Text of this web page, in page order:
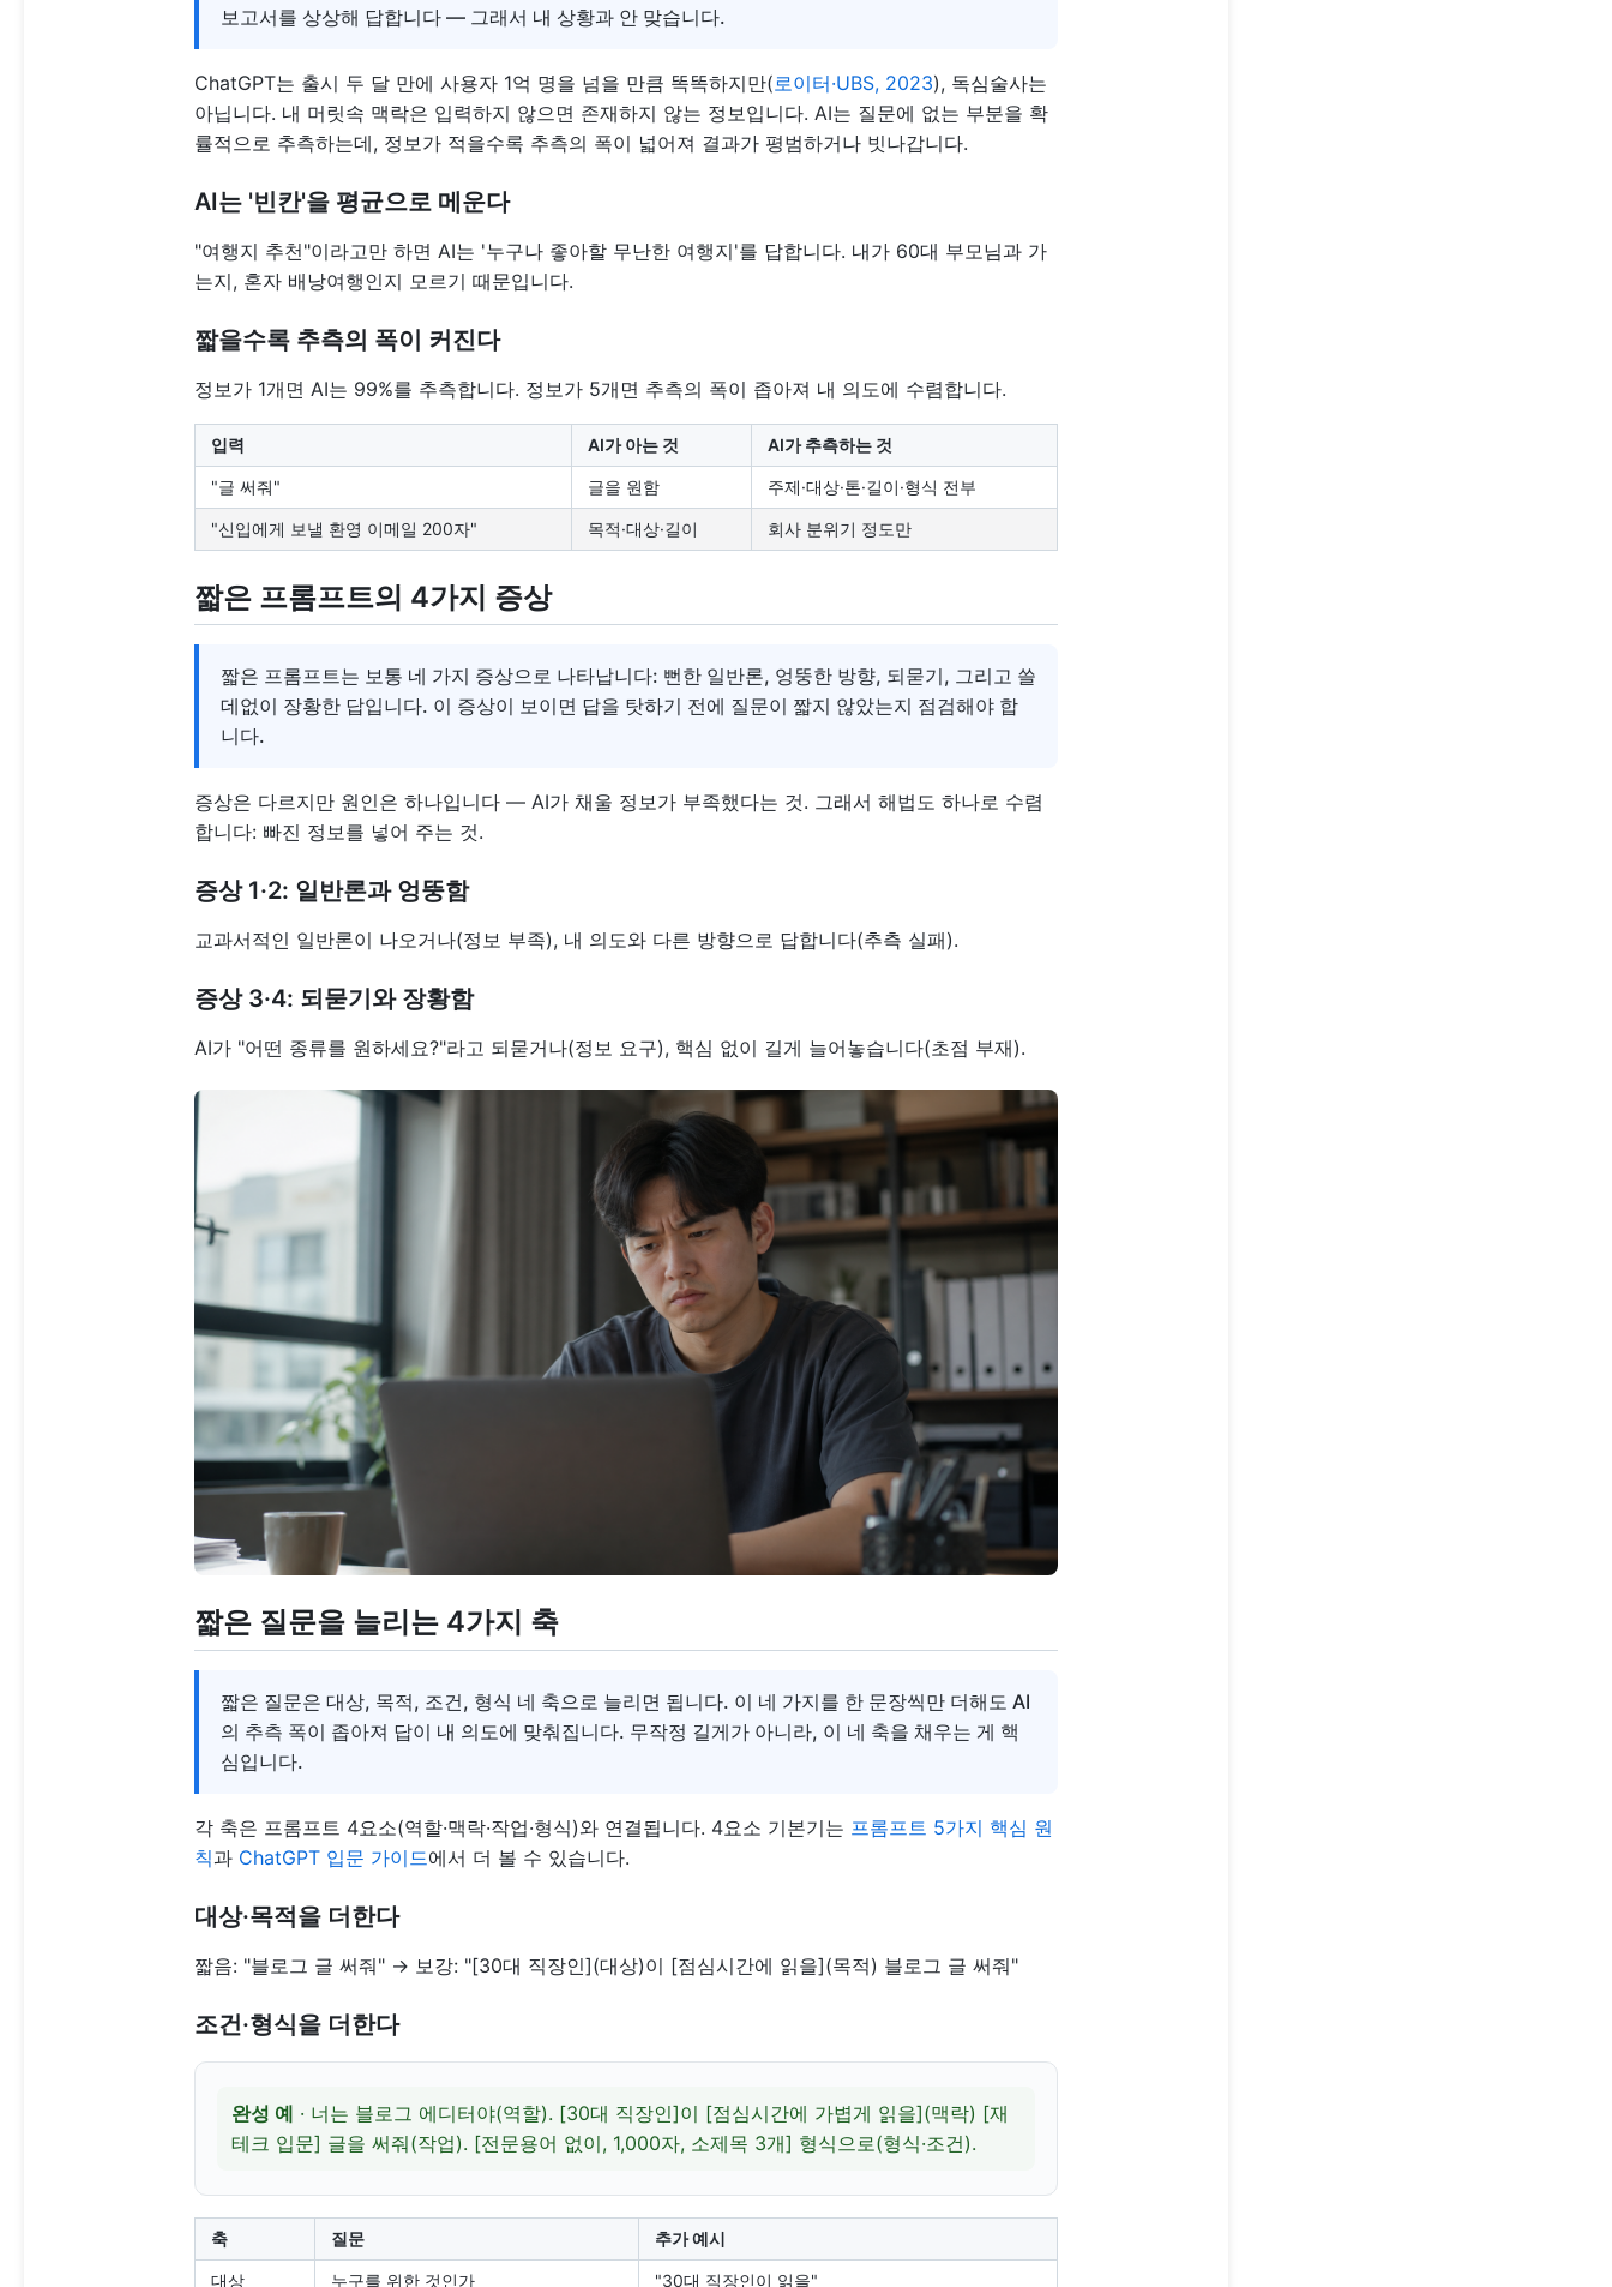
보고서를 상상해 답합니다 — 그래서 내 상황과 안 맞습니다.
ChatGPT는 출시 두 달 만에 사용자 1억 명을 넘을 만큼 똑똑하지만(로이터·UBS, 2023), 독심술사는
아닙니다. 내 머릿속 맥락은 입력하지 않으면 존재하지 않는 정보입니다. AI는 질문에 없는 부분을 확
률적으로 추측하는데, 정보가 적을수록 추측의 폭이 넓어져 결과가 평범하거나 빗나갑니다.
AI는 '빈칸'을 평균으로 메운다
"여행지 추천"이라고만 하면 AI는 '누구나 좋아할 무난한 여행지'를 답합니다. 내가 60대 부모님과 가
는지, 혼자 배낭여행인지 모르기 때문입니다.
짧을수록 추측의 폭이 커진다
정보가 1개면 AI는 99%를 추측합니다. 정보가 5개면 추측의 폭이 좁아져 내 의도에 수렴합니다.
입력 AI가 아는 것 AI가 추측하는 것
"글 써줘" 글을 원함 주제·대상·톤·길이·형식 전부
"신입에게 보낼 환영 이메일 200자" 목적·대상·길이 회사 분위기 정도만
짧은 프롬프트의 4가지 증상
짧은 프롬프트는 보통 네 가지 증상으로 나타납니다: 뻔한 일반론, 엉뚱한 방향, 되묻기, 그리고 쓸
데없이 장황한 답입니다. 이 증상이 보이면 답을 탓하기 전에 질문이 짧지 않았는지 점검해야 합
니다.
증상은 다르지만 원인은 하나입니다 — AI가 채울 정보가 부족했다는 것. 그래서 해법도 하나로 수렴
합니다: 빠진 정보를 넣어 주는 것.
증상 1·2: 일반론과 엉뚱함
교과서적인 일반론이 나오거나(정보 부족), 내 의도와 다른 방향으로 답합니다(추측 실패).
증상 3·4: 되묻기와 장황함
AI가 "어떤 종류를 원하세요?"라고 되묻거나(정보 요구), 핵심 없이 길게 늘어놓습니다(초점 부재).
짧은 질문을 늘리는 4가지 축
짧은 질문은 대상, 목적, 조건, 형식 네 축으로 늘리면 됩니다. 이 네 가지를 한 문장씩만 더해도 AI
의 추측 폭이 좁아져 답이 내 의도에 맞춰집니다. 무작정 길게가 아니라, 이 네 축을 채우는 게 핵
심입니다.
각 축은 프롬프트 4요소(역할·맥락·작업·형식)와 연결됩니다. 4요소 기본기는 프롬프트 5가지 핵심 원
칙과 ChatGPT 입문 가이드에서 더 볼 수 있습니다.
대상·목적을 더한다
짧음: "블로그 글 써줘" → 보강: "[30대 직장인](대상)이 [점심시간에 읽을](목적) 블로그 글 써줘"
조건·형식을 더한다
완성 예 · 너는 블로그 에디터야(역할). [30대 직장인]이 [점심시간에 가볍게 읽을](맥락) [재
테크 입문] 글을 써줘(작업). [전문용어 없이, 1,000자, 소제목 3개] 형식으로(형식·조건).
축 질문 추가 예시
대상 누구를 위한 것인가 "30대 직장인이 읽을"